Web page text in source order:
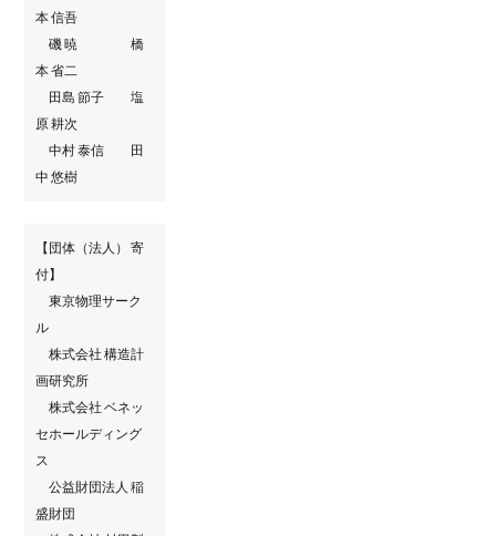
本 信吾
磯 暁 橋
本 省二
田島 節子 塩
原 耕次
中村 泰信 田
中 悠樹
【団体（法人） 寄
付】
東京物理サーク
ル
株式会社 構造計
画研究所
株式会社 ベネッ
セホールディング
ス
公益財団法人 稲
盛財団